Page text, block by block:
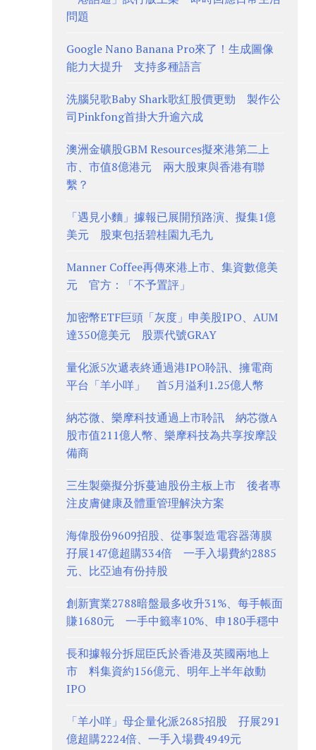
問題
Google Nano Banana Pro來了！生成圖像
能力大提升 支持多種語言
洗腦兒歌Baby Shark歌紅股價更勁 製作公
司Pinkfong首掛大升逾六成
澳洲金礦股GBM Resources擬來港第二上
市、市值8億港元 兩大股東與香港有聯
繫？
「遇見小麵」據報已展開預路演、擬集1億
美元 股東包括碧桂園九毛九
Manner Coffee再傳來港上市、集資數億美
元 官方：「不予置評」
加密幣ETF巨頭「灰度」申美股IPO、AUM
達350億美元 股票代號GRAY
量化派5次遞表終通過港IPO聆訊、擁電商
平台「羊小咩」 首5月溢利1.25億人幣
納芯微、樂摩科技通過上市聆訊 納芯微A
股市值211億人幣、樂摩科技為共享按摩設
備商
三生製藥擬分拆蔓迪股份主板上市 後者專
注皮膚健康及體重管理解決方案
海偉股份9609招股、從事製造電容器薄膜
孖展147億超購334倍 一手入場費約2885
元、比亞迪有份持股
創新實業2788暗盤最多收升31%、每手帳面
賺1680元 一手中籤率10%、申180手穩中
長和據報分拆屈臣氏於香港及英國兩地上
市 料集資約156億元、明年上半年啟動
IPO
「羊小咩」母企量化派2685招股 孖展291
億超購2224倍、一手入場費4949元